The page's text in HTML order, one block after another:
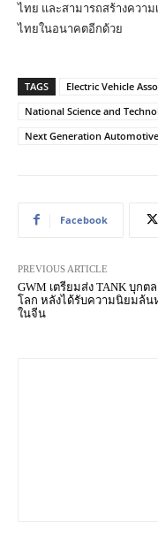
ไทย และสามารถสร้างควา
ไทยในอนาคตอีกด้วย
TAGS Electric Vehicle
National Science and
Next Generation Automotive
Facebook
PREVIOUS ARTICLE
GWM เตรียมส่ง TANK บุกต
โลก หลังได้รับความนิยมล้น
ในจีน